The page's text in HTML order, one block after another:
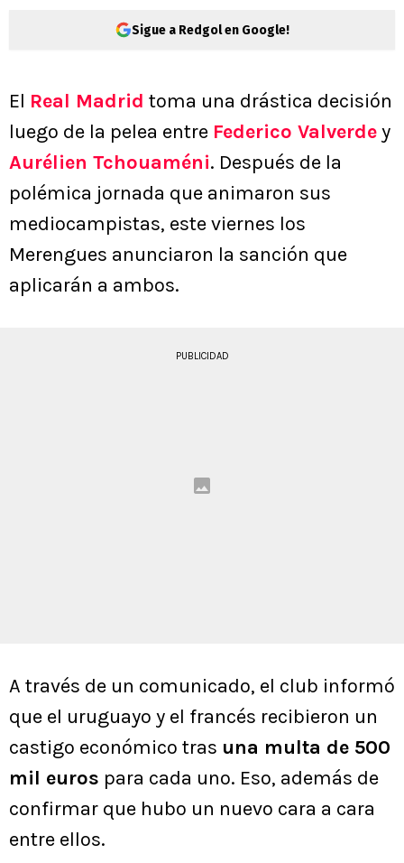
Sigue a Redgol en Google!
El Real Madrid toma una drástica decisión
luego de la pelea entre Federico Valverdey
Aurélien Tchouaméni. Después de la
polémica jornada que animaron sus
mediocampistas, este viernes los
Merengues anunciaron la sanción que
aplicarán a ambos.
PUBLICIDAD
A través de un comunicado, el club informó
que el uruguayo y el francés recibieron un
castigo económico tras una multa de 500
mil euros para cada uno. Eso, además de
confirmar que hubo un nuevo cara a cara
entre ellos.